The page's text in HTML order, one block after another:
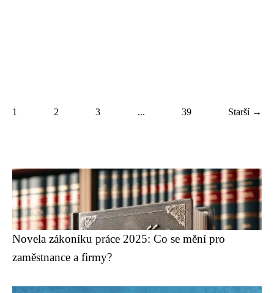
1 2 3 ... 39 Starší →
Novela zákoníku práce 2025: Co se mění pro
zaměstnance a firmy?